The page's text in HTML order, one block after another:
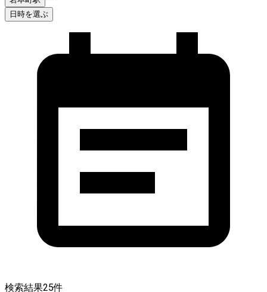
日時を選ぶ
検索結果25件